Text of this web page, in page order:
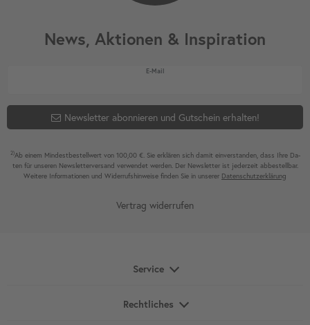
News, Aktionen & Inspiration
E-MailNewsletter Honig
Newsletter abonnieren und Gutschein erhalten!
2)Ab einem Mindest­bestell­wert von 100,00 €. Sie erklären sich damit ein­ver­standen, dass Ihre Da­
ten für unseren News­letter­versand ver­wen­det werden. Der News­letter ist jeder­zeit ab­bestel­lbar.
Weitere Infor­mationen und Wider­rufshin­weise finden Sie in unserer Daten­schutz­erklärung
Vertrag widerrufen
Service
Rechtliches